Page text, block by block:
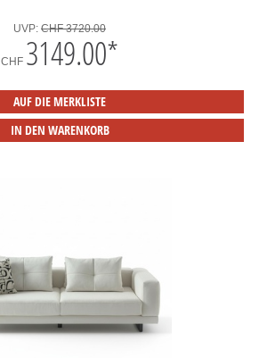
UVP: CHF 3720.00
CHF 3149.00*
AUF DIE MERKLISTE
IN DEN WARENKORB